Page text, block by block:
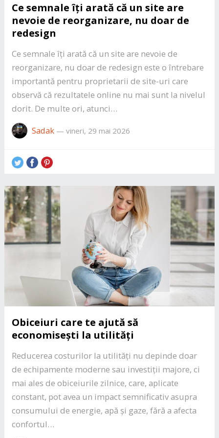
Ce semnale îți arată că un site are
nevoie de reorganizare, nu doar de
redesign
Ce semnale îți arată că un site are nevoie de
reorganizare, nu doar de redesign este o întrebare
importantă pentru proprietarii de site-uri care
observă că rezultatele online nu mai sunt la nivelul
dorit. De multe ori, atunci…
Sadak— vineri, 29 mai 2026
Obiceiuri care te ajută să
economisești la utilități
Reducerea costurilor la utilități nu depinde doar
de echipamente moderne sau investiții majore, ci
mai ales de obiceiurile zilnice, care, aplicate
constant, pot avea un impact semnificativ asupra
consumului de energie, apă și gaze, fără a afecta
confortul…